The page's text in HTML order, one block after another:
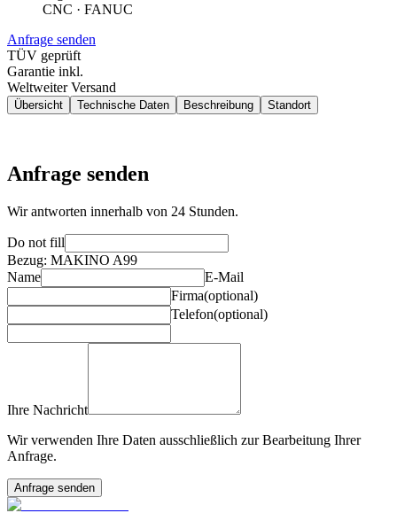
CNC · FANUC
Anfrage senden
TÜV geprüft
Garantie inkl.
Weltweiter Versand
Übersicht Technische Daten Beschreibung Standort
Anfrage senden
Wir antworten innerhalb von 24 Stunden.
Do not fill
Bezug: MAKINO A99
Name
E-Mail
Firma(optional)
Telefon(optional)
Ihre Nachricht
Wir verwenden Ihre Daten ausschließlich zur Bearbeitung Ihrer
Anfrage.
Anfrage senden